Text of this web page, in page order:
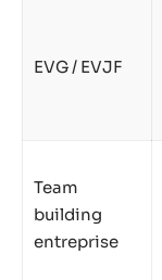
EVG / EVJF
Team
building
entreprise